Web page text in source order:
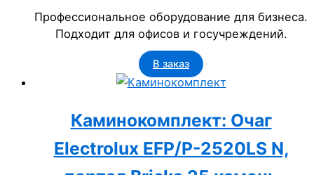
Профессиональное оборудование для бизнеса.
Подходит для офисов и госучреждений.
В заказ
Каминокомплект: Очаг
Electrolux EFP/P-2520LS N,